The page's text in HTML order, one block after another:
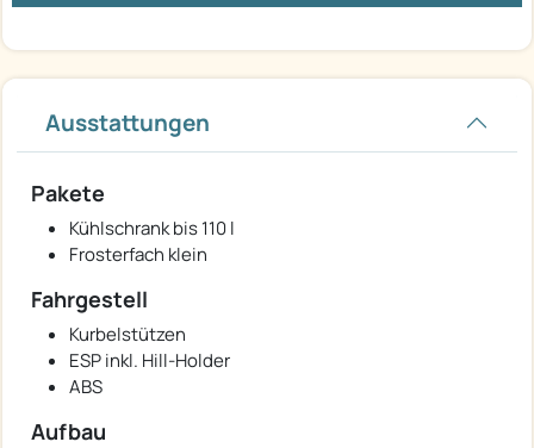
Ausstattungen
Pakete
Kühlschrank bis 110 l
Frosterfach klein
Fahrgestell
Kurbelstützen
ESP inkl. Hill-Holder
ABS
Aufbau